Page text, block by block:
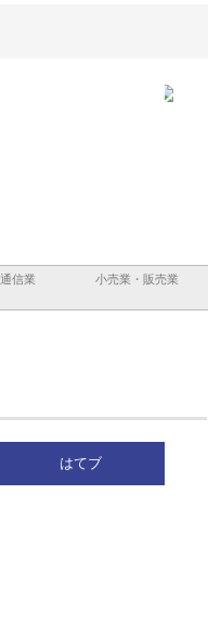
通信業 小売業・販売業
はてブ